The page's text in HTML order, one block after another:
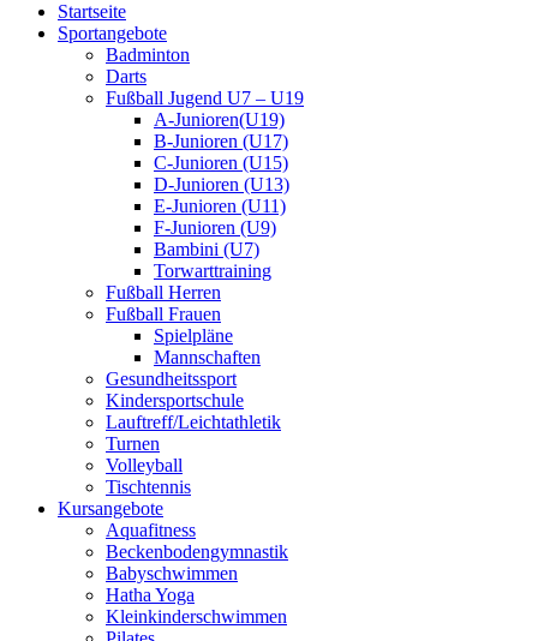
Startseite
Sportangebote
Badminton
Darts
Fußball Jugend U7 – U19
A-Junioren(U19)
B-Junioren (U17)
C-Junioren (U15)
D-Junioren (U13)
E-Junioren (U11)
F-Junioren (U9)
Bambini (U7)
Torwarttraining
Fußball Herren
Fußball Frauen
Spielpläne
Mannschaften
Gesundheitssport
Kindersportschule
Lauftreff/Leichtathletik
Turnen
Volleyball
Tischtennis
Kursangebote
Aquafitness
Beckenbodengymnastik
Babyschwimmen
Hatha Yoga
Kleinkinderschwimmen